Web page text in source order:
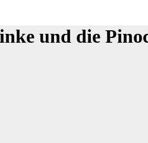
und die